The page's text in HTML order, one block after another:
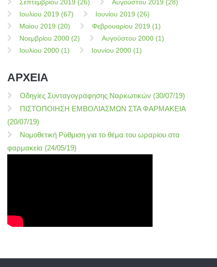
Σεπτεμβρίου 2019 (26)
Αυγούστου 2019 (28)
Ιουλίου 2019 (67)
Ιουνίου 2019 (26)
Μαίου 2019 (20)
Φεβρουαρίου 2019 (1)
Νοεμβρίου 2000 (2)
Αυγούστου 2000 (1)
Ιουλίου 2000 (1)
Ιουνίου 2000 (1)
ΑΡΧΕΙΑ
Οδηγίες Συνταγογράφησης Ναρκωτικών (30/07/19)
ΠΙΣΤΟΠΟΙΗΣΗ ΕΜΒΟΛΙΑΣΜΩΝ ΣΤΑ ΦΑΡΜΑΚΕΙΑ
(20/07/19)
Νομοθετική Ρύθμιση για το θέμα του ωραρίου στα
φαρμακεία (24/05/19)